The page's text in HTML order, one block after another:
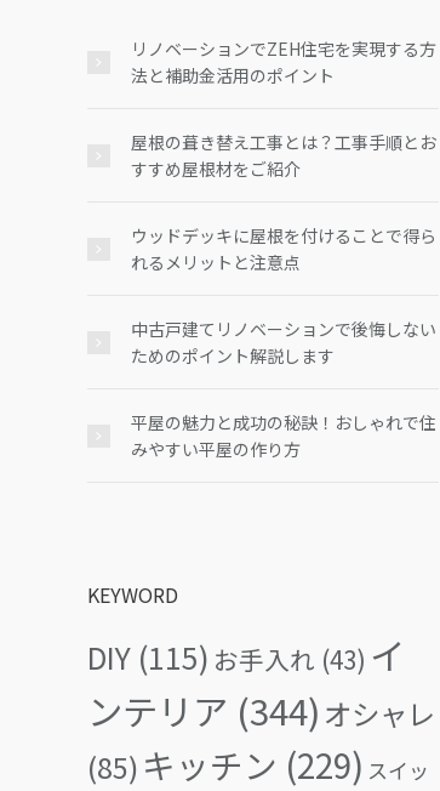
リノベーションでZEH住宅を実現する方
法と補助金活用のポイント
屋根の葺き替え工事とは？工事手順とお
すすめ屋根材をご紹介
ウッドデッキに屋根を付けることで得ら
れるメリットと注意点
中古戸建てリノベーションで後悔しない
ためのポイント解説します
平屋の魅力と成功の秘訣！おしゃれで住
みやすい平屋の作り方
KEYWORD
DIY (115) お手入れ (43) イ
ンテリア (344) オシャレ
(85) キッチン (229) スイッ